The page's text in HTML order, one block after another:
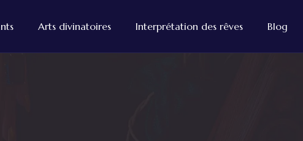
Arts divinatoires Interprétation des rêves Blog